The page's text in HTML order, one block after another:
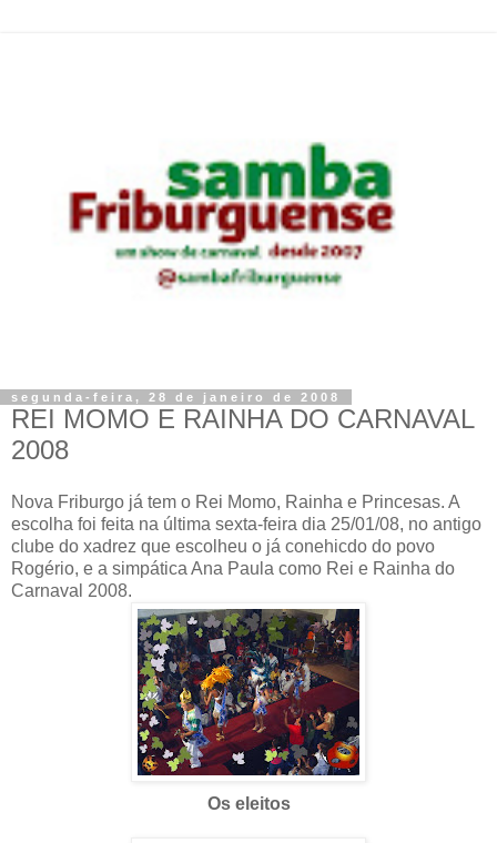
segunda-feira, 28 de janeiro de 2008
REI MOMO E RAINHA DO CARNAVAL
2008
Nova Friburgo já tem o Rei Momo, Rainha e Princesas. A
escolha foi feita na última sexta-feira dia 25/01/08, no antigo
clube do xadrez que escolheu o já conehicdo do povo
Rogério, e a simpática Ana Paula como Rei e Rainha do
Carnaval 2008.
Os eleitos